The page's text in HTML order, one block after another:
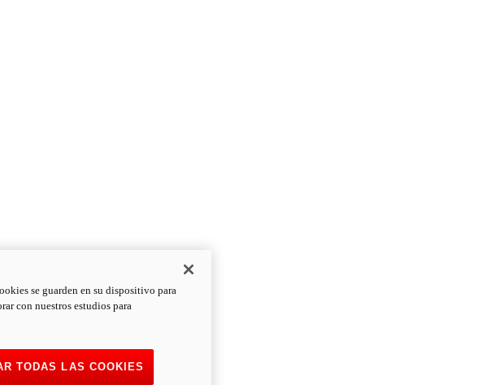
se guarden en su dispositivo para
con nuestros estudios para
TODAS LAS COOKIES